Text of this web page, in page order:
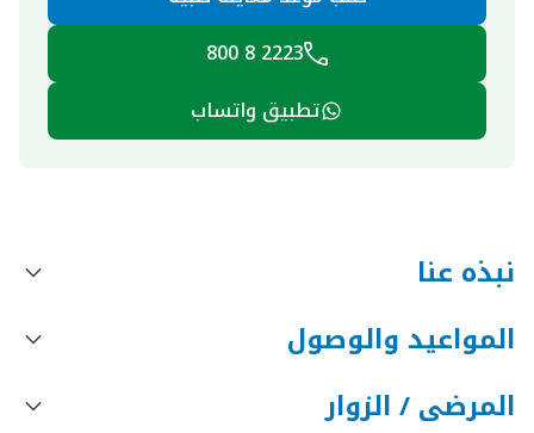
2223 8 800
تطبيق واتساب
نبذه عنا
المواعيد والوصول
المرضى / الزوار